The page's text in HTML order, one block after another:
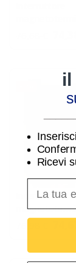
Interruttore
4 poli
il
Ricevi
inserisci